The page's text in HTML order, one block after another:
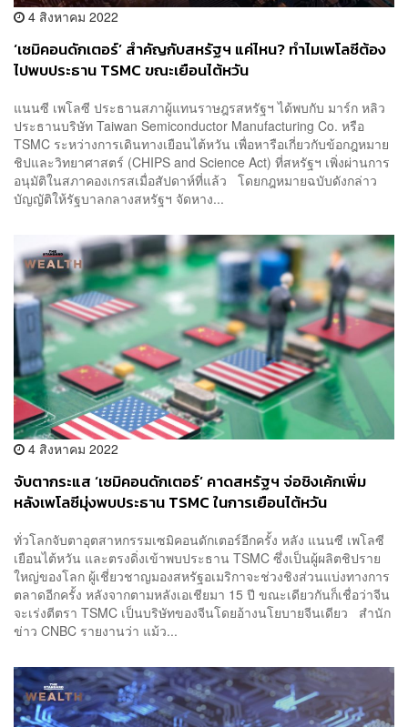
4 สิงหาคม 2022
‘เซมิคอนดักเตอร์’ สำคัญกับสหรัฐฯ แค่ไหน? ทำไมเพโลซีต้อง
ไปพบประธาน TSMC ขณะเยือนไต้หวัน
แนนซี เพโลซี ประธานสภาผู้แทนราษฎรสหรัฐฯ ได้พบกับ มาร์ก หลิว
ประธานบริษัท Taiwan Semiconductor Manufacturing Co. หรือ
TSMC ระหว่างการเดินทางเยือนไต้หวัน เพื่อหารือเกี่ยวกับข้อกฎหมาย
ชิปและวิทยาศาสตร์ (CHIPS and Science Act) ที่สหรัฐฯ เพิ่งผ่านการ
อนุมัติในสภาคองเกรสเมื่อสัปดาห์ที่แล้ว โดยกฎหมายฉบับดังกล่าว
บัญญัติให้รัฐบาลกลางสหรัฐฯ จัดหาง...
4 สิงหาคม 2022
จับตากระแส ‘เซมิคอนดักเตอร์’ คาดสหรัฐฯ จ่อชิงเค้กเพิ่ม
หลังเพโลซีมุ่งพบประธาน TSMC ในการเยือนไต้หวัน
ทั่วโลกจับตาอุตสาหกรรมเซมิคอนดักเตอร์อีกครั้ง หลัง แนนซี เพโลซี
เยือนไต้หวัน และตรงดิ่งเข้าพบประธาน TSMC ซึ่งเป็นผู้ผลิตชิปราย
ใหญ่ของโลก ผู้เชี่ยวชาญมองสหรัฐอเมริกาจะช่วงชิงส่วนแบ่งทางการ
ตลาดอีกครั้ง หลังจากตามหลังเอเชียมา 15 ปี ขณะเดียวกันก็เชื่อว่าจีน
จะเร่งตีตรา TSMC เป็นบริษัทของจีนโดยอ้างนโยบายจีนเดียว สำนัก
ข่าว CNBC รายงานว่า แม้ว...